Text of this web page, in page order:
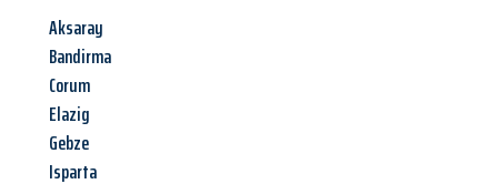
Aksaray
Bandirma
Corum
Elazig
Gebze
Isparta